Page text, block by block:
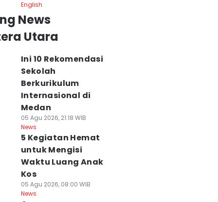
English
News
Utara
Ini 10 Rekomendasi
Sekolah
Berkurikulum
Internasional di
Medan
05 Agu 2026, 21:18 WIB
News
5 Kegiatan Hemat
untuk Mengisi
Waktu Luang Anak
Kos
05 Agu 2026, 08:00 WIB
News